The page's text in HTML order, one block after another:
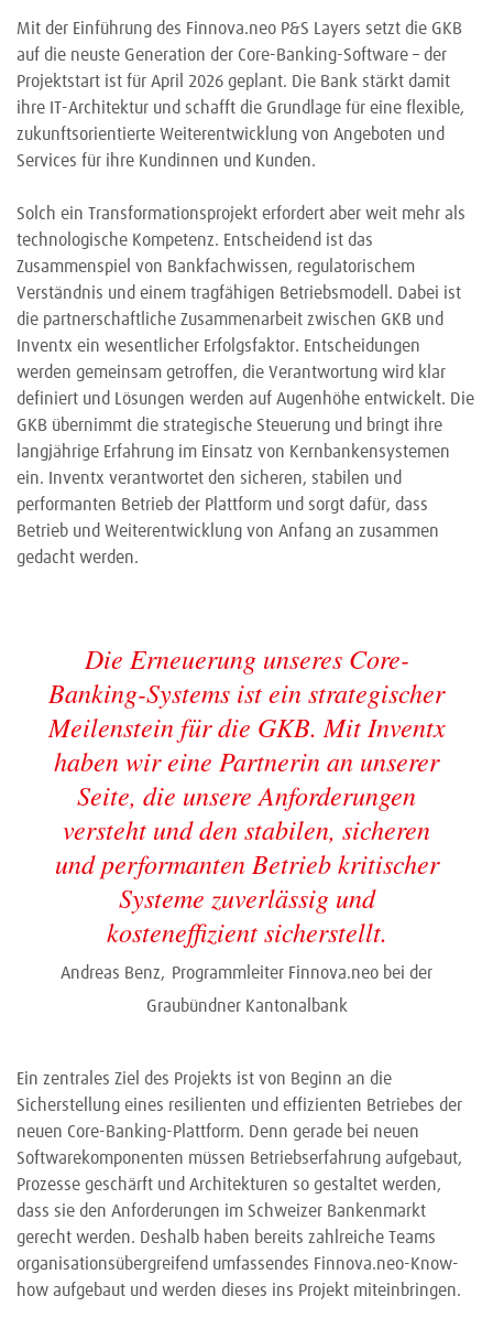
Mit der Einführung des Finnova.neo P&S Layers setzt die GKB
auf die neuste Generation der Core-Banking-Software – der
Projektstart ist für April 2026 geplant. Die Bank stärkt damit
ihre IT-Architektur und schafft die Grundlage für eine flexible,
zukunftsorientierte Weiterentwicklung von Angeboten und
Services für ihre Kundinnen und Kunden.
Solch ein Transformationsprojekt erfordert aber weit mehr als
technologische Kompetenz. Entscheidend ist das
Zusammenspiel von Bankfachwissen, regulatorischem
Verständnis und einem tragfähigen Betriebsmodell. Dabei ist
die partnerschaftliche Zusammenarbeit zwischen GKB und
Inventx ein wesentlicher Erfolgsfaktor. Entscheidungen
werden gemeinsam getroffen, die Verantwortung wird klar
definiert und Lösungen werden auf Augenhöhe entwickelt. Die
GKB übernimmt die strategische Steuerung und bringt ihre
langjährige Erfahrung im Einsatz von Kernbankensystemen
ein. Inventx verantwortet den sicheren, stabilen und
performanten Betrieb der Plattform und sorgt dafür, dass
Betrieb und Weiterentwicklung von Anfang an zusammen
gedacht werden.
Die Erneuerung unseres Core-
Banking-Systems ist ein strategischer
Meilenstein für die GKB. Mit Inventx
haben wir eine Partnerin an unserer
Seite, die unsere Anforderungen
versteht und den stabilen, sicheren
und performanten Betrieb kritischer
Systeme zuverlässig und
kosteneffizient sicherstellt.
Andreas Benz, Programmleiter Finnova.neo bei der
Graubündner Kantonalbank
Ein zentrales Ziel des Projekts ist von Beginn an die
Sicherstellung eines resilienten und effizienten Betriebes der
neuen Core-Banking-Plattform. Denn gerade bei neuen
Softwarekomponenten müssen Betriebserfahrung aufgebaut,
Prozesse geschärft und Architekturen so gestaltet werden,
dass sie den Anforderungen im Schweizer Bankenmarkt
gerecht werden. Deshalb haben bereits zahlreiche Teams
organisationsübergreifend umfassendes Finnova.neo-Know-
how aufgebaut und werden dieses ins Projekt miteinbringen.